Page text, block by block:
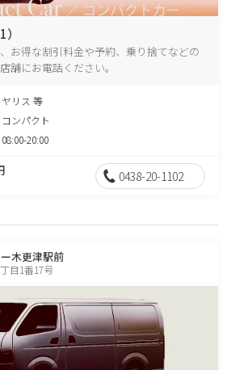
お得な割引料金や予約、乗り捨てなどの
舗にお電話ください。
ヤリス 等
コンパクト
08:00-20:00
0438-20-1102
木更津駅前
目1番17号